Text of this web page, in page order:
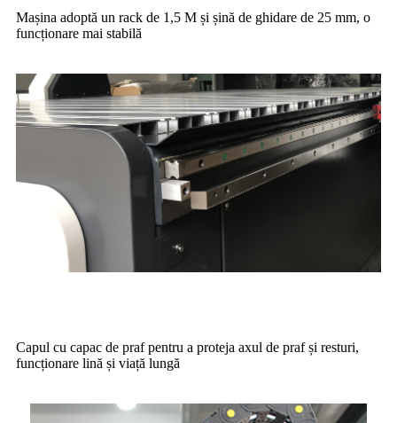
Mașina adoptă un rack de 1,5 M și șină de ghidare de 25 mm, o
funcționare mai stabilă
Capul cu capac de praf pentru a proteja axul de praf și resturi,
funcționare lină și viață lungă